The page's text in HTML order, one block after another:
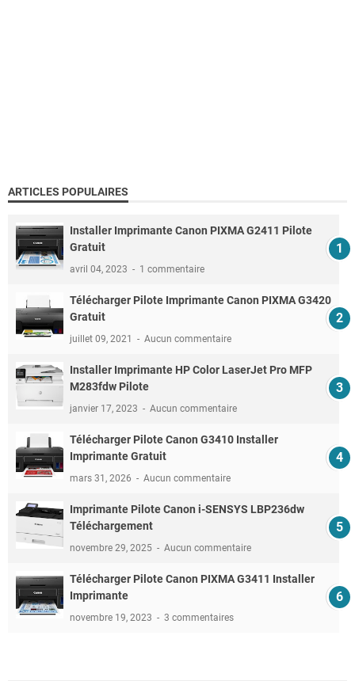
ARTICLES POPULAIRES
Installer Imprimante Canon PIXMA G2411 Pilote
Gratuit
avril 04, 2023 1 commentaire
Télécharger Pilote Imprimante Canon PIXMA G3420
Gratuit
juillet 09, 2021 Aucun commentaire
Installer Imprimante HP Color LaserJet Pro MFP
M283fdw Pilote
janvier 17, 2023 Aucun commentaire
Télécharger Pilote Canon G3410 Installer
Imprimante Gratuit
mars 31, 2026 Aucun commentaire
Imprimante Pilote Canon i-SENSYS LBP236dw
Téléchargement
novembre 29, 2025 Aucun commentaire
Télécharger Pilote Canon PIXMA G3411 Installer
Imprimante
novembre 19, 2023 3 commentaires